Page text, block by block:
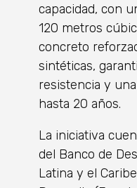
capacidad, con
120 metros
concreto
sintéticas,
resistencia y
hasta 20 años.
La iniciativa
del Banco de
Latina y el